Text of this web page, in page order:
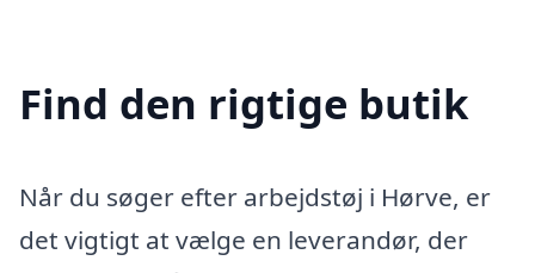
Find den rigtige butik
Når du søger efter arbejdstøj i Hørve, er
det vigtigt at vælge en leverandør, der